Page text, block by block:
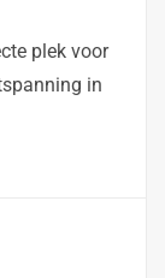
plek voor
in